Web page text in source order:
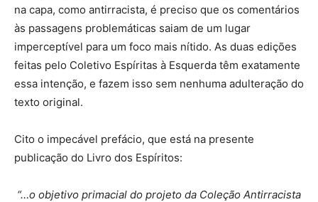
na capa, como antirracista, é preciso que os comentários
às passagens problemáticas saiam de um lugar
imperceptível para um foco mais nítido. As duas edições
feitas pelo Coletivo Espíritas à Esquerda têm exatamente
essa intenção, e fazem isso sem nenhuma adulteração do
texto original.
Cito o impecável prefácio, que está na presente
publicação do Livro dos Espíritos:
“…o objetivo primacial do projeto da Coleção Antirracista